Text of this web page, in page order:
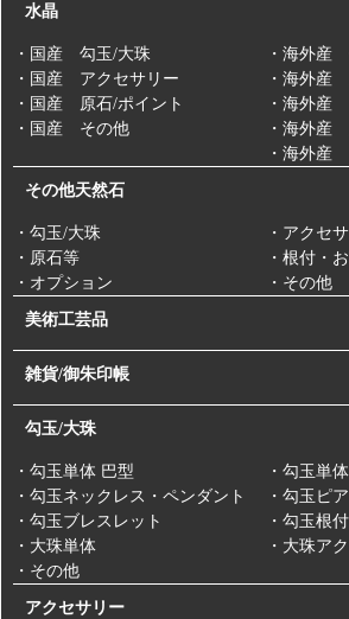
水晶
・国産 勾玉/大珠
・海外産
・国産 アクセサリー
・海外産
・国産 原石/ポイント
・海外産
・国産 その他
・海外産
・海外産
その他天然石
・勾玉/大珠
・アクセ
・原石等
・根付・
・オプション
・その他
美術工芸品
雑貨/御朱印帳
勾玉/大珠
・勾玉単体 巴型
・勾玉単
・勾玉ネックレス・ペンダント
・勾玉ピ
・勾玉ブレスレット
・勾玉根
・大珠単体
・大珠ア
・その他
アクセサリー